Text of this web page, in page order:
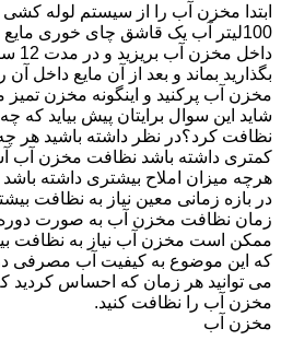
ابتدا مخزن آب را از سیستم لوله
بگذارید بماند و بعد از آن مایع داخل
مخزن آب پرکنید و اینگونه مخزن
شاید این سوال برایتان پیش بیاید که
نظافت کرد؟در نظر داشته باشید هر
کمتری داشته باشد نظافت مخزن آب
هرچه میزان املاح بیشتری داشته
در بازه زمانی معین نیاز به نظافت
زمان نظافت مخزن آب به صورت
ممکن است مخزن آب نیاز به نظافت
که این موضوع به کیفیت آب مصرفی
می توانید هر زمان که احساس کردید
مخزن آب را نظافت کنید.
مخزن آب